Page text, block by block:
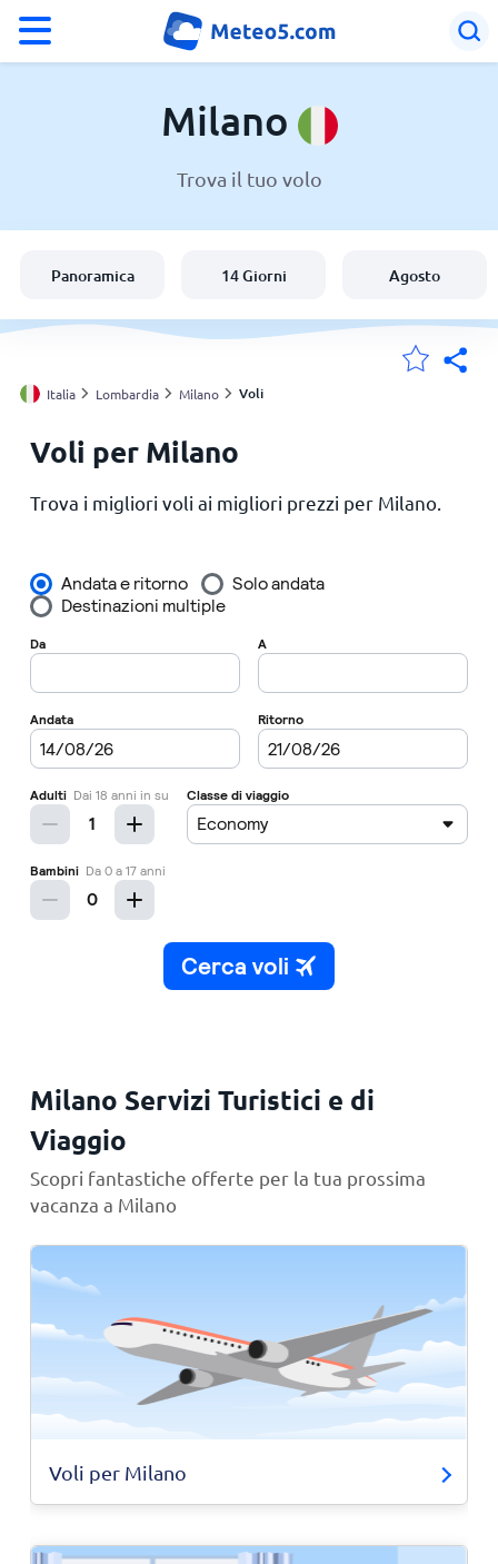
Svizzera
Le mie località
Principale
Milano
Trova il tuo volo
Panoramica 14 Giorni Agosto
Italia Lombardia Milano Voli
Voli per Milano
Trova i migliori voli ai migliori prezzi per Milano.
Milano Servizi Turistici e di
Viaggio
Scopri fantastiche offerte per la tua prossima
vacanza a Milano
Voli per Milano